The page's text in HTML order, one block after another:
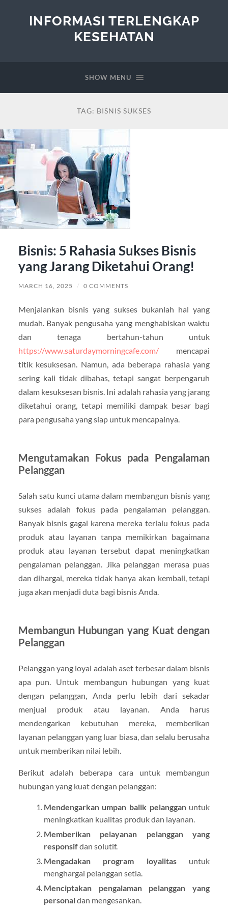
INFORMASI TERLENGKAP
KESEHATAN
SHOW MENU
TAG: BISNIS SUKSES
Bisnis: 5 Rahasia Sukses Bisnis
yang Jarang Diketahui Orang!
MARCH 16, 2025 / 0 COMMENTS
Menjalankan bisnis yang sukses bukanlah hal yang
mudah. Banyak pengusaha yang menghabiskan waktu
dan tenaga bertahun-tahun untuk
https://www.saturdaymorningcafe.com/mencapai
titik kesuksesan. Namun, ada beberapa rahasia yang
sering kali tidak dibahas, tetapi sangat berpengaruh
dalam kesuksesan bisnis. Ini adalah rahasia yang jarang
diketahui orang, tetapi memiliki dampak besar bagi
para pengusaha yang siap untuk mencapainya.
Mengutamakan Fokus pada Pengalaman
Pelanggan
Salah satu kunci utama dalam membangun bisnis yang
sukses adalah fokus pada pengalaman pelanggan.
Banyak bisnis gagal karena mereka terlalu fokus pada
produk atau layanan tanpa memikirkan bagaimana
produk atau layanan tersebut dapat meningkatkan
pengalaman pelanggan. Jika pelanggan merasa puas
dan dihargai, mereka tidak hanya akan kembali, tetapi
juga akan menjadi duta bagi bisnis Anda.
Membangun Hubungan yang Kuat dengan
Pelanggan
Pelanggan yang loyal adalah aset terbesar dalam bisnis
apa pun. Untuk membangun hubungan yang kuat
dengan pelanggan, Anda perlu lebih dari sekadar
menjual produk atau layanan. Anda harus
mendengarkan kebutuhan mereka, memberikan
layanan pelanggan yang luar biasa, dan selalu berusaha
untuk memberikan nilai lebih.
Berikut adalah beberapa cara untuk membangun
hubungan yang kuat dengan pelanggan:
Mendengarkan umpan balik pelangganuntuk
meningkatkan kualitas produk dan layanan.
Memberikan pelayanan pelanggan yang
responsifdan solutif.
Mengadakan program loyalitasuntuk
menghargai pelanggan setia.
Menciptakan pengalaman pelanggan yang
personaldan mengesankan.